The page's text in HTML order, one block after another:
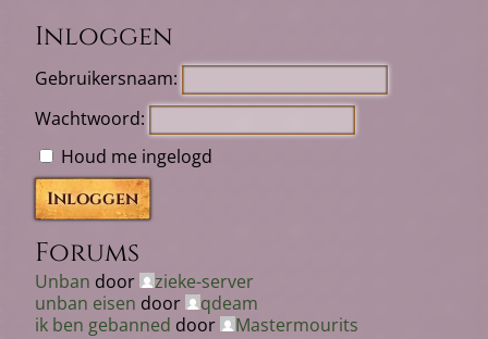
Inloggen
Gebruikersnaam:
Wachtwoord:
Houd me ingelogd
Inloggen
Forums
Unban door
zieke-server
unban eisen door
qdeam
ik ben gebanned door
Mastermourits